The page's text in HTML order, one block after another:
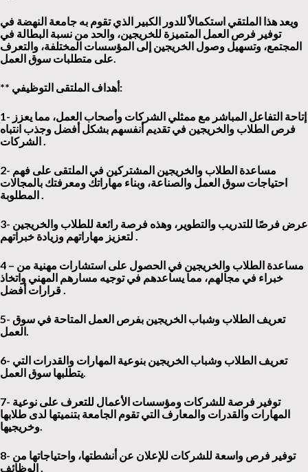
ويعد هذا الملتقي استكمالاً للدور الكبير الذي تقوم به جامعة النهضة في
توفير فرص العمل المتميزة للخريجين، والحد من نسبة البطالة في
المجتمع، وتسهيل وصول الخريجين إلى المؤسسات المختلفة، والتعرف
على متطلبات سوق العمل.
** أهداف الملتقى التوظيفي:
1- إتاحة التفاعل المباشر مع ممثلي الشركات وأصحاب العمل، مما يعزز
فرص الطلاب والخريجين في تقديم أنفسهم بشكل أفضل وجذب انتباه
.
2- مساعدة الطلاب والخريجين المشتركين في الملتقى على فهم
احتياجات سوق العمل والصناعة، وبناء مهاراتك ومعرفتك بالمجالات
.
3- عرض فرصًا للتدريب والتطوير، وهذه فرصة رائعة للطلاب والخريجين
.
4 – مساعدة الطلاب والخريجين في الحصول على استشارات مهنية من
خبراء في مجالهم، مما يساعدهم في توجيه مسارهم المهني واتخاذ
.
5- تعريف الطلاب وشباب الخريجين بفرص العمل المتاحة في سوق
العمل.
6- تعريف الطلاب وشباب الخريجين بنوعية المهارات والقدرات التي
يتطلبها سوق العمل.
7- توفير فرصة للشركات ومؤسسات الأعمال للتعرف على نوعية
المهارات والقدرات والمعارف التي تقوم الجامعة بتنميتها لدى طلابها
وخريجيها.
8- توفير فرص واسعة للشركات للإعلان عن أنشطتها، واحتياجاتها من
.